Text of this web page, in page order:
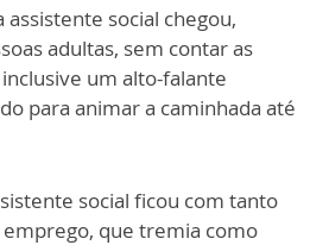
assistente social chegou,
adultas, sem contar as
um alto-falante
para animar a caminhada até
social ficou com tanto
que tremia como